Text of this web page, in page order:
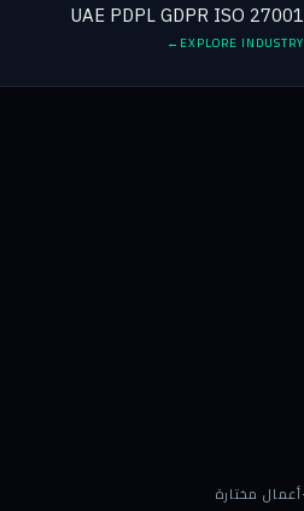
UAE PDPL GDPR ISO 27001
EXPLORE INDUSTRY
أعمال مختارة